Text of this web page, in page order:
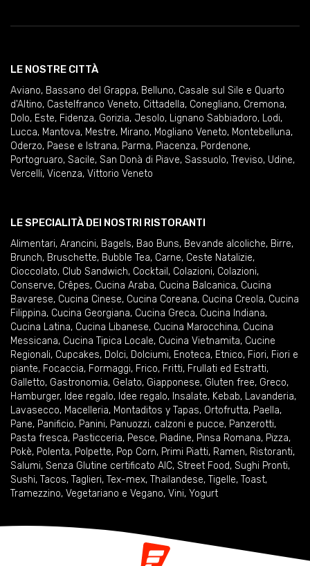
LE NOSTRE CITTÀ
Aviano, Bassano del Grappa, Belluno, Casale sul Sile e Quarto
d'Altino, Castelfranco Veneto, Cittadella, Conegliano, Cremona,
Dolo, Este, Fidenza, Gorizia, Jesolo, Lignano Sabbiadoro, Lodi,
Lucca, Mantova, Mestre, Mirano, Mogliano Veneto, Montebelluna,
Oderzo, Paese e Istrana, Parma, Piacenza, Pordenone,
Portogruaro, Sacile, San Donà di Piave, Sassuolo, Treviso, Udine,
Vercelli, Vicenza, Vittorio Veneto
LE SPECIALITÀ DEI NOSTRI RISTORANTI
Alimentari, Arancini, Bagels, Bao Buns, Bevande alcoliche, Birre,
Brunch, Bruschette, Bubble Tea, Carne, Ceste Natalizie,
Cioccolato, Club Sandwich, Cocktail , Colazioni, Colazioni,
Conserve, Crêpes, Cucina Araba, Cucina Balcanica, Cucina
Bavarese, Cucina Cinese, Cucina Coreana, Cucina Creola, Cucina
Filippina, Cucina Georgiana, Cucina Greca, Cucina Indiana,
Cucina Latina, Cucina Libanese, Cucina Marocchina, Cucina
Messicana, Cucina Tipica Locale, Cucina Vietnamita, Cucine
Regionali, Cupcakes, Dolci, Dolciumi, Enoteca, Etnico, Fiori, Fiori e
piante, Focaccia, Formaggi, Frico, Fritti, Frullati ed Estratti,
Galletto, Gastronomia, Gelato, Giapponese, Gluten free, Greco,
Hamburger, Idee regalo, Idee regalo, Insalate, Kebab, Lavanderia,
Lavasecco, Macelleria, Montaditos y Tapas, Ortofrutta, Paella,
Pane, Panificio, Panini, Panuozzi, calzoni e pucce, Panzerotti,
Pasta fresca, Pasticceria, Pesce, Piadine, Pinsa Romana, Pizza,
Pokè, Polenta, Polpette, Pop Corn, Primi Piatti, Ramen, Ristoranti,
Salumi, Senza Glutine certificato AIC, Street Food, Sughi Pronti,
Sushi, Tacos, Taglieri, Tex-mex, Thailandese, Tigelle, Toast,
Tramezzino, Vegetariano e Vegano, Vini, Yogurt